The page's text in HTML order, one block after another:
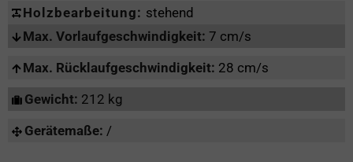
Holzbearbeitung: stehend
Max. Vorlaufgeschwindigkeit: 7 cm/s
Max. Rücklaufgeschwindigkeit: 28 cm/s
Gewicht: 212 kg
Gerätemaße: /